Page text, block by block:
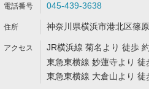
045-439-3638
神奈川県横浜市港北区篠
JR横浜線 菊名より 徒歩
東急東横線 妙蓮寺より 徒
東急東横線 大倉山より 徒